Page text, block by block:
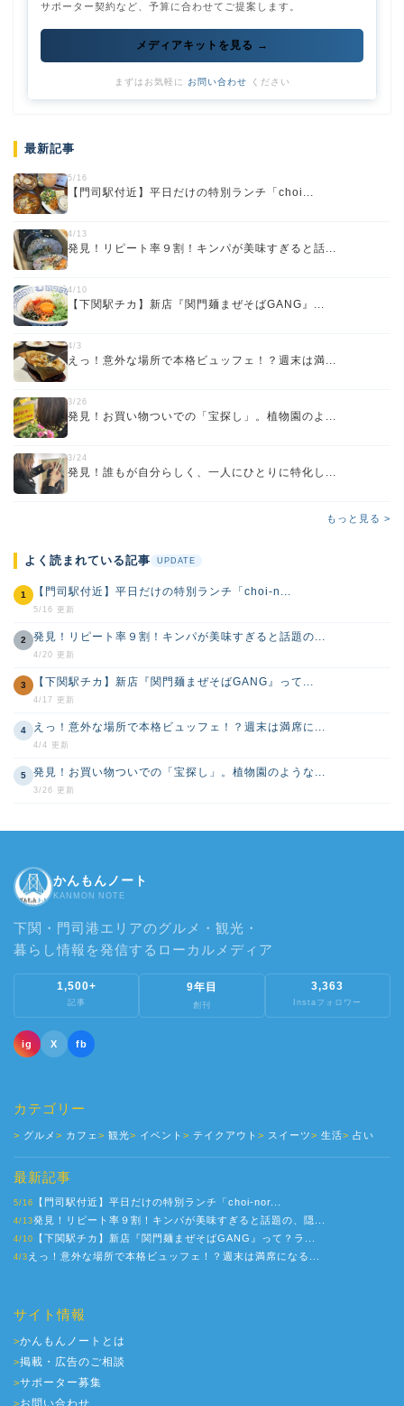
サポーター契約など、予算に合わせてご提案します。
メディアキットを見る →
まずはお気軽に お問い合わせ ください
最新記事
5/16
【門司駅付近】平日だけの特別ランチ「choi...
4/13
発見！リピート率９割！キンパが美味すぎると話...
4/10
【下関駅チカ】新店『関門麺まぜそばGANG』...
4/3
えっ！意外な場所で本格ビュッフェ！？週末は満...
3/26
発見！お買い物ついでの「宝探し」。植物園のよ...
3/24
発見！誰もが自分らしく、一人にひとりに特化し...
もっと見る >
よく読まれている記事 UPDATE
1 【門司駅付近】平日だけの特別ランチ「choi-n...
5/16 更新
2 発見！リピート率９割！キンパが美味すぎると話題の...
4/20 更新
3 【下関駅チカ】新店『関門麺まぜそばGANG』って...
4/17 更新
4 えっ！意外な場所で本格ビュッフェ！？週末は満席に...
4/4 更新
5 発見！お買い物ついでの「宝探し」。植物園のような...
3/26 更新
かんもんノート
KANMON NOTE
下関・門司港エリアのグルメ・観光・
暮らし情報を発信するローカルメディア
1,500+
記事
9年目
創刊
3,363
Instaフォロワー
ig X fb
カテゴリー
グルメ カフェ 観光 イベント テイクアウト スイーツ 生活 占い
最新記事
5/16 【門司駅付近】平日だけの特別ランチ「choi-nor...
4/13発見！リピート率９割！キンパが美味すぎると話題の、隠...
4/10 【下関駅チカ】新店『関門麺まぜそばGANG』って？ラ...
4/3 えっ！意外な場所で本格ビュッフェ！？週末は満席になる...
サイト情報
>かんもんノートとは
>掲載・広告のご相談
>サポーター募集
>お問い合わせ